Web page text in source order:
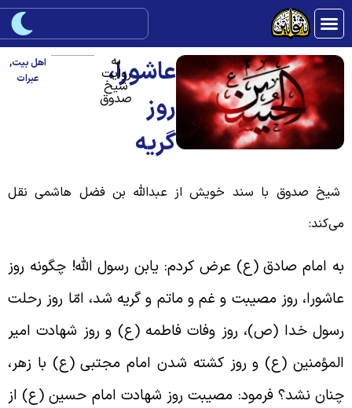
عاشورا،
روز
گریه
روایت
شیخ
صدوق
اهل بیت,
عبرات
صدوق با سند خویش از عبدالله بن فضل هاشمی نقل
امام صادق (ع) عرض کردم: یابن رسول الله! چگونه روز
روز مصیبت و غم و ماتم و گریه شد، امّا روز رحلت
خدا (ص)، روز وفات فاطمه (ع) و روز شهادت امیر
(ع) و روز کشته شدن امام مجتبی (ع) با زهر،
نشد؟ فرمود: مصیبت روز شهادت امام حسین (ع) از